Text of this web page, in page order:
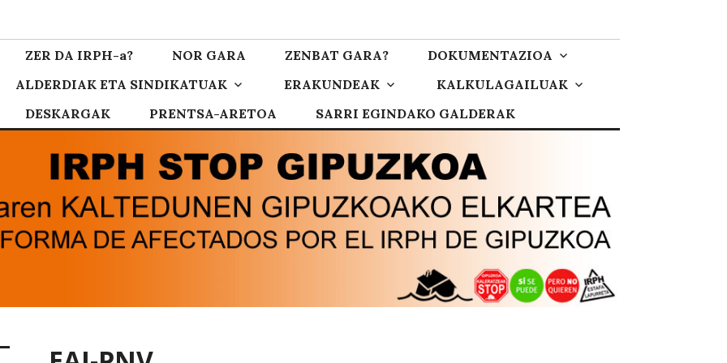
ZER DA IRPH-a? NOR GARA ZENBAT GARA?
DOKUMENTAZIOA
ALDERDIAK ETA SINDIKATUAK ERAKUNDEAK
KALKULAGAILUAK
DESKARGAK PRENTSA-ARETOA SARRI EGINDAKO GALDERAK